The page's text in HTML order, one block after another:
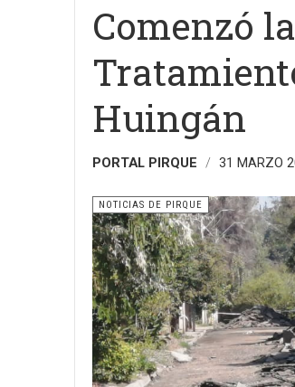
Comenzó
Huingán
PORTAL PIRQUE 31 MARZO
NOTICIAS DE PIRQUE